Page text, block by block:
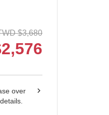
$3,680
2,576
over